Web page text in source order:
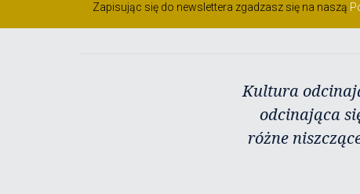
Zapisując się do newslettera zgadzasz się na naszą
Kultura
odcinająca
różne